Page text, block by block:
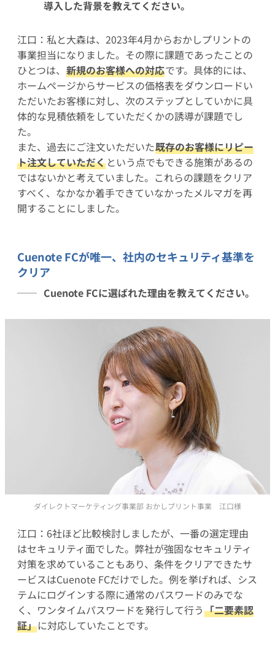
導入した背景を教えてください。
江口：私と大森は、2023年4月からおかしプリントの
事業担当になりました。その際に課題であったことの
ひとつは、 新規のお客様への対応です。具体的には、
ホームページからサービスの価格表をダウンロードい
ただいたお客様に対し、次のステップとしていかに具
体的な見積依頼をしていただくかの誘導が課題でし
た。
また、過去にご注文いただいた既存のお客様にリピー
ト注文していただくという点でもできる施策があるの
ではないかと考えていました。これらの課題をクリア
すべく、なかなか着手できていなかったメルマガを再
開することにしました。
Cuenote FCが唯一、社内のセキュリティ基準を
クリア
Cuenote FCに選ばれた理由を教えてください。
ダイレクトマーケティング事業部 おかしプリント事業 江口様
江口：6社ほど比較検討しましたが、一番の選定理由
はセキュリティ面でした。弊社が強固なセキュリティ
対策を求めていることもあり、条件をクリアできたサ
ービスはCuenote FCだけでした。例を挙げれば、シス
テムにログインする際に通常のパスワードのみでな
く、ワンタイムパスワードを発行して行う「二要素認
証」に対応していたことです。